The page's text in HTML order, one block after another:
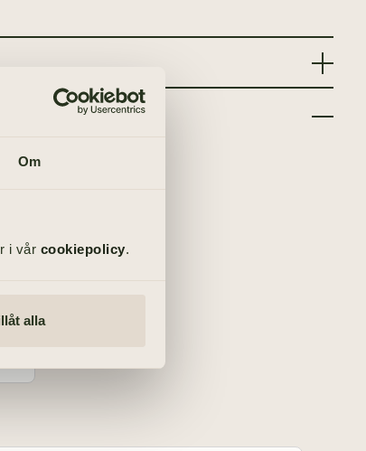
Om
i vår cookiepolicy.
alla
vi haft under åren.